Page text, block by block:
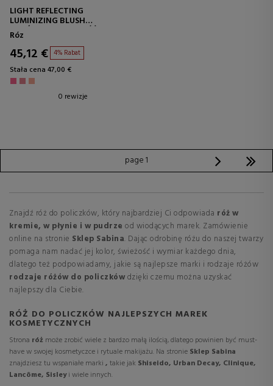
LIGHT REFLECTING
LUMINIZING BLUSH
ROZŚWIETLAJĄCY RÓŻ W
PUDRZE
Róz
45,12 € 4% Rabat
Stała cena 47,00 €
0 rewizje
page 1
Znajdź róż do policzków, który najbardziej Ci odpowiada róż w
kremie, w płynie i w pudrze od wiodących marek. Zamówienie
online na stronie Sklep Sabina. Dając odrobinę różu do naszej twarzy
pomaga nam nadać jej kolor, świeżość i wymiar każdego dnia,
dlatego też podpowiadamy, jakie są najlepsze marki i rodzaje różów
rodzaje różów do policzkówdzięki czemu można uzyskać
najlepszy dla Ciebie.
RÓŻ DO POLICZKÓW NAJLEPSZYCH MAREK
KOSMETYCZNYCH
Strona róż może zrobić wiele z bardzo małą ilością, dlatego powinien być must-
havew swojej kosmetyczce i rytuale makijażu. Na stronie Sklep Sabina
znajdziesz tu wspaniałe marki , takie jak Shiseido, Urban Decay, Clinique,
Lancôme, Sisleyi wiele innych.